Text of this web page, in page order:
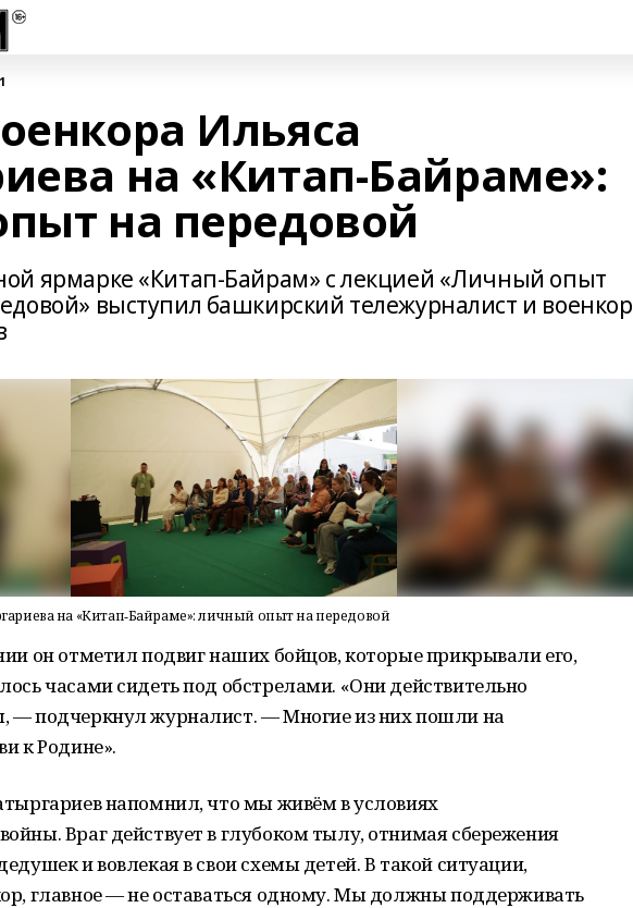
Ильяса
на «Китап‑Байраме»:
на передовой
ярмарке «Китап-Байрам» с лекцией «Личный опыт
выступил башкирский тележурналист и военкор
на «Китап‑Байраме»: личный опыт на передовой
он отметил подвиг наших бойцов, которые прикрывали его,
часами сидеть под обстрелами. «Они действительно
— подчеркнул журналист. — Многие из них пошли на
к Родине».
напомнил, что мы живём в условиях
Враг действует в глубоком тылу, отнимая сбережения
и вовлекая в свои схемы детей. В такой ситуации,
главное — не оставаться одному. Мы должны поддерживать